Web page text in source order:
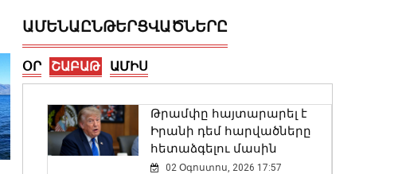
էջը փակված է,
խաղաղությունը
Փաշինյան
08 Օգոստոս, 2026 10:22
Հիդրոօդերևութաբանության
կենտրոնը կանխատեսել է
ԱՄԵՆԱԸՆԹԵՐՑՎԱԾՆԵՐԸ
ՕՐ ՇԱԲԱԹ ԱՄԻՍ
Թրամփը հայտարարել է
Իրանի դեմ հարվածները
հետաձգելու մասին
02 Օգոստոս, 2026 17:57